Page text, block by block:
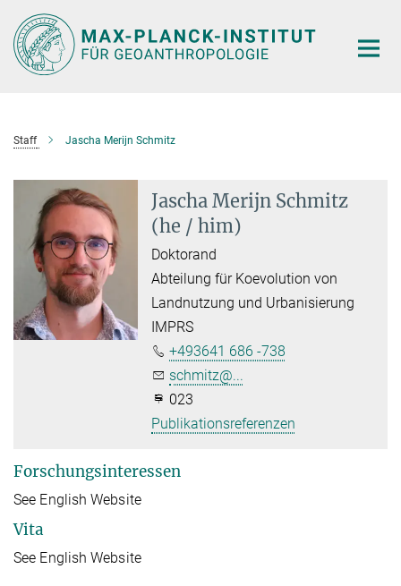
Hauptinhalt
Staff Jascha Merijn Schmitz
Jascha Merijn Schmitz
(he / him)
Doktorand
Abteilung für Koevolution von
Landnutzung und Urbanisierung
IMPRS
+493641 686 -738
schmitz@...
023
Publikationsreferenzen
Forschungsinteressen
See English Website
Vita
See English Website